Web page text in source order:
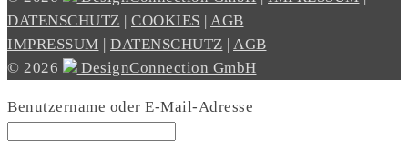
DATENSCHUTZ
COOKIES
AGB
IMPRESSUM
DATENSCHUTZ
AGB
© 2026
DesignConnection GmbH
Benutzername oder E-Mail-Adresse